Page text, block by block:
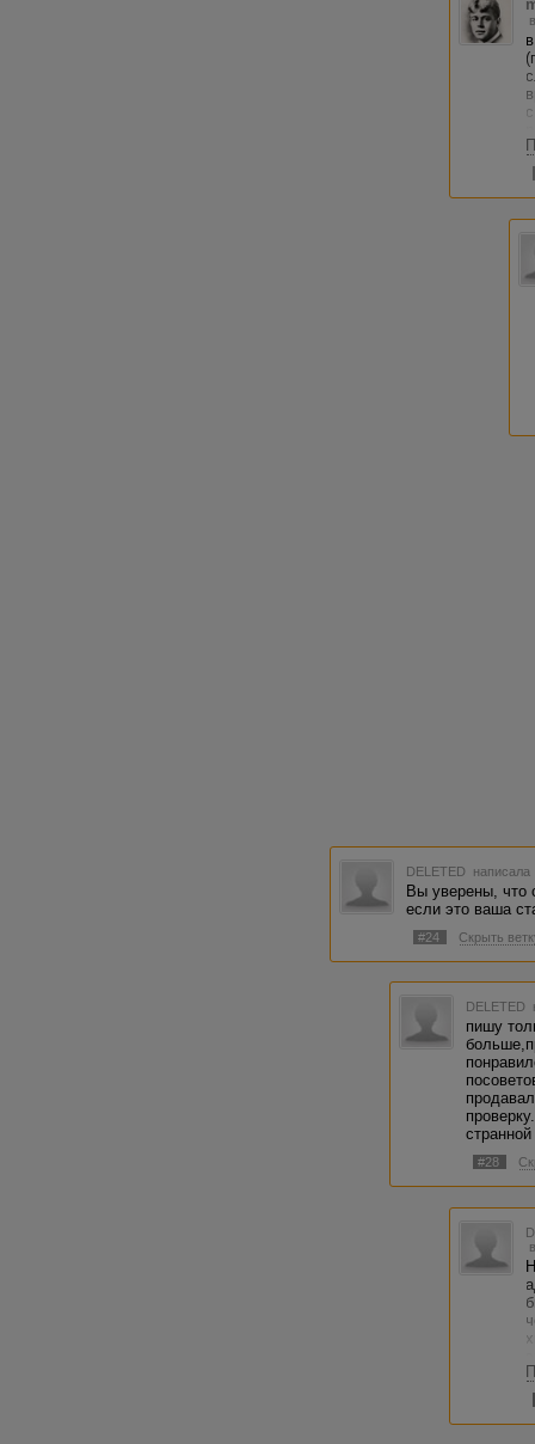
DELETED
Вы уверены, что
если это ваша
#24 Скрыть
DELETED
пишу
#28